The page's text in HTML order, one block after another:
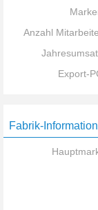
Anzahl
Export-
Fabrik-